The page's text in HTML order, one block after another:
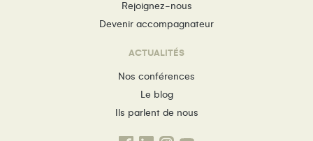
Rejoignez-nous
Devenir accompagnateur
ACTUALITÉS
Nos conférences
Le blog
Ils parlent de nous